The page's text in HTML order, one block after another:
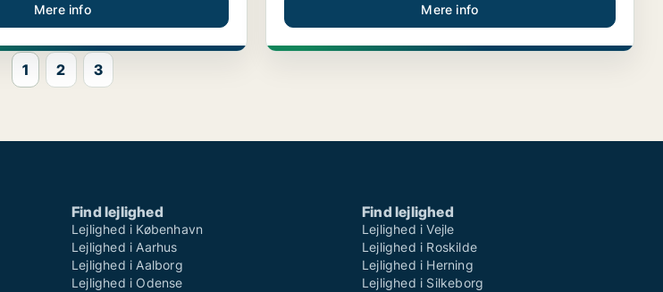
Mere info Mere info
1 2 3
Find lejlighed
Lejlighed i København
Lejlighed i Aarhus
Lejlighed i Aalborg
Lejlighed i Odense
Find lejlighed
Lejlighed i Vejle
Lejlighed i Roskilde
Lejlighed i Herning
Lejlighed i Silkeborg